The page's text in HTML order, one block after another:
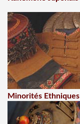
Minorités Ethniques